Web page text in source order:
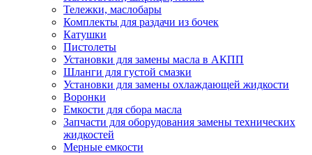
Тележки, маслобары
Комплекты для раздачи из бочек
Катушки
Пистолеты
Установки для замены масла в АКПП
Шланги для густой смазки
Установки для замены охлаждающей жидкости
Воронки
Емкости для сбора масла
Запчасти для оборудования замены технических
жидкостей
Мерные емкости